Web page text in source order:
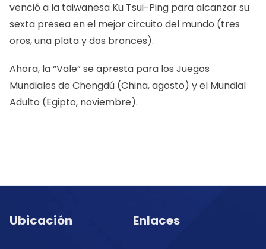
venció a la taiwanesa Ku Tsui-Ping para alcanzar su
sexta presea en el mejor circuito del mundo (tres
oros, una plata y dos bronces).
Ahora, la “Vale” se apresta para los Juegos
Mundiales de Chengdú (China, agosto) y el Mundial
Adulto (Egipto, noviembre).
Ubicación Enlaces